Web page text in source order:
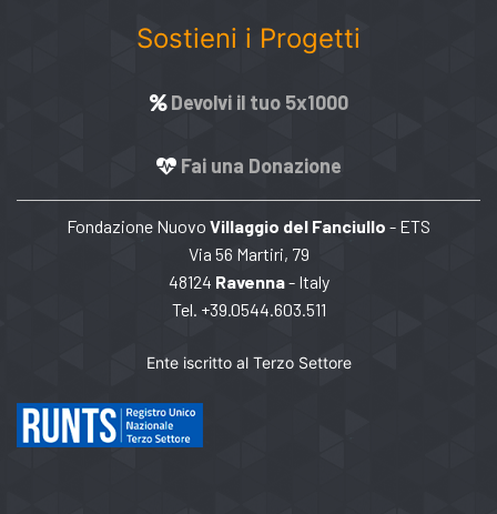
Sostieni i Progetti
Devolvi il tuo 5x1000
Fai una Donazione
Fondazione Nuovo Villaggio del Fanciullo - ETS
Via 56 Martiri, 79
48124 Ravenna- Italy
Tel. +39.0544.603.511
Ente iscritto al Terzo Settore